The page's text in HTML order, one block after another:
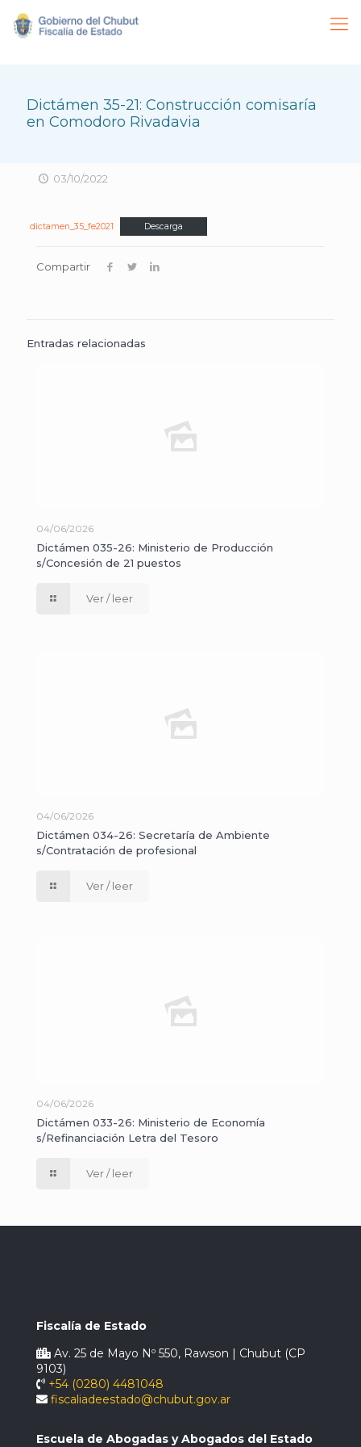
Dictámen 35-21: Construcción comisaría
en Comodoro Rivadavia
03/10/2022
dictamen_35_fe2021 Descarga
Compartir
Entradas relacionadas
04/06/2026
Dictámen 035-26: Ministerio de Producción
s/Concesión de 21 puestos
Ver / leer
04/06/2026
Dictámen 034-26: Secretaría de Ambiente
s/Contratación de profesional
Ver / leer
04/06/2026
Dictámen 033-26: Ministerio de Economía
s/Refinanciación Letra del Tesoro
Ver / leer
Fiscalía de Estado
Av. 25 de Mayo Nº 550, Rawson | Chubut (CP
9103)
+54 (0280) 4481048
fiscaliadeestado@chubut.gov.ar
Escuela de Abogadas y Abogados del Estado